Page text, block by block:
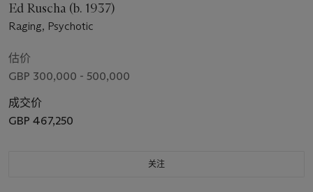
Ed Ruscha (b. 1937)
Raging, Psychotic
估价
GBP 300,000 - 500,000
成交价
GBP 467,250
关注